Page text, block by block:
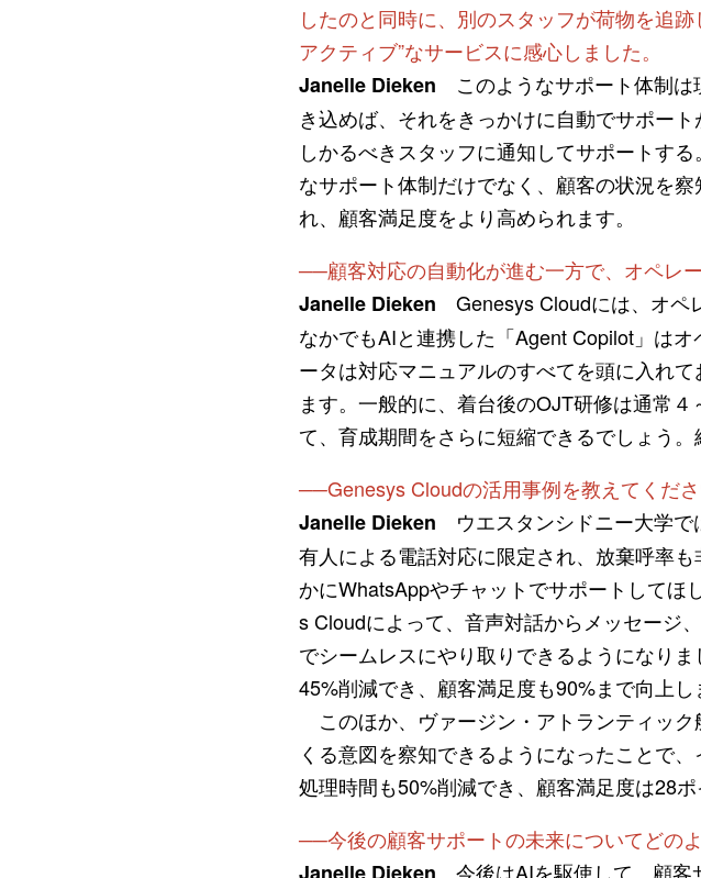
したのと同時に、別のスタッフが荷物を追
アクティブ”なサービスに感心しました。
Janelle Dieken このようなサポート体制は
き込めば、それをきっかけに自動でサポー
しかるべきスタッフに通知してサポートす
なサポート体制だけでなく、顧客の状況を
れ、顧客満足度をより高められます。
──顧客対応の自動化が進む一方で、オペレ
Janelle Dieken Genesys Cloudには、オペ
なかでもAIと連携した「Agent Copilot」は
ータは対応マニュアルのすべてを頭に入れ
ます。一般的に、着台後のOJT研修は通常
て、育成期間をさらに短縮できるでしょう
──Genesys Cloudの活用事例を教えてくださ
Janelle Dieken ウエスタンシドニー大学で
有人による電話対応に限定され、放棄呼率
かにWhatsAppやチャットでサポートして
s Cloudによって、音声対話からメッセージ
でシームレスにやり取りできるようになり
45%削減でき、顧客満足度も90%まで向上し
このほか、ヴァージン・アトランティッ
くる意図を察知できるようになったことで
処理時間も50%削減でき、顧客満足度は28ポ
──今後の顧客サポートの未来についてどの
今後はAIを駆使して、顧客